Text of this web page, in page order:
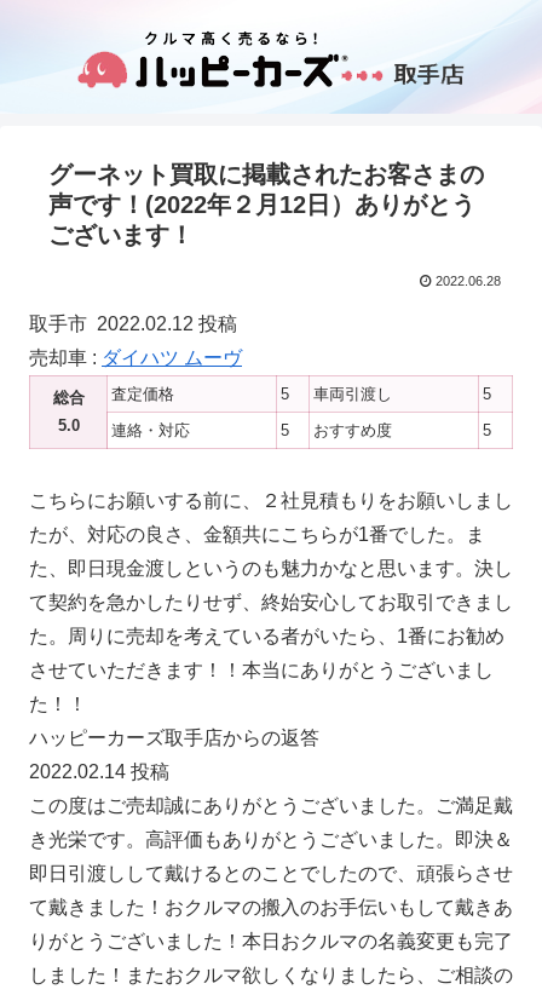
グーネット買取に掲載されたお客さまの
声です！(2022年２月12日）ありがとう
ございます！
2022.06.28
取手市 2022.02.12 投稿
売却車 : ダイハツ ムーヴ
総合
5.0
査定価格 5 車両引渡し
5
連絡・対応
5 おすすめ度 5
こちらにお願いする前に、２社見積もりをお願いしまし
たが、対応の良さ、金額共にこちらが1番でした。ま
た、即日現金渡しというのも魅力かなと思います。決し
て契約を急かしたりせず、終始安心してお取引できまし
た。周りに売却を考えている者がいたら、1番にお勧め
させていただきます！！本当にありがとうございまし
た！！
ハッピーカーズ取手店からの返答
2022.02.14 投稿
この度はご売却誠にありがとうございました。ご満足戴
き光栄です。高評価もありがとうございました。即決＆
即日引渡しして戴けるとのことでしたので、頑張らさせ
て戴きました！おクルマの搬入のお手伝いもして戴きあ
りがとうございました！本日おクルマの名義変更も完了
しました！またおクルマ欲しくなりましたら、ご相談の